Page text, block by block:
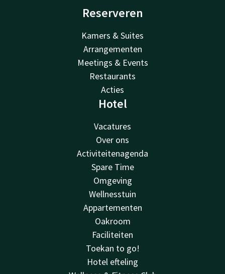
Reserveren
Kamers & Suites
Arrangementen
Meetings & Events
Restaurants
Acties
Hotel
Vacatures
Over ons
Activiteitenagenda
Spare Time
Omgeving
Wellnesstuin
Appartementen
Oakroom
Faciliteiten
Toekan to go!
Hotel efteling